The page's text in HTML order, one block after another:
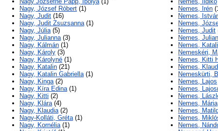
Nagy, József Róbert (1)
Nagy, Judit (16)
Nagy, Judit Zsuzsanna(1)
Nagy, Júlia(5)
Nagy, Julianna(3)
Nagy, Kálmán (1)
Nagy, Károly (3)
Nagy, Károlyné (1)
Nagy, Katalin (21)
Nagy, Katalin Gabriella(1)
Nagy, Kinga(2)
Nagy, Kíra Edina(1)
Nagy, Kitti (2)
Nagy, Klára(4)
Nagy, Klaudia(2)
Nagy-Kolláti, Gréta(1)
Nagy, Kornélia(1)
Nemes, Irén
Nemes,
Nemes,
Nemes, Judit
Nemes,
Nemes,
Nemeskéri,
Nemes, Kitti
Nemes,
Nemeskürti,
Nemes, Lajos
Nemes,
Nemes,
Nemes, Mária
Nemes,
Nemes,
Nemes,